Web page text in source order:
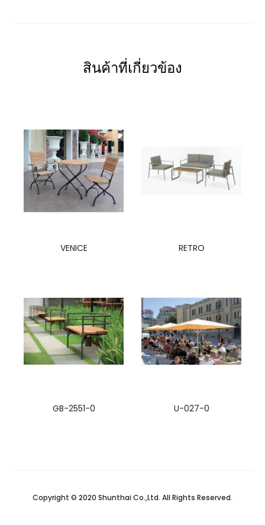
สินค้าที่เกี่ยวข้อง
VENICE RETRO
GB-2551-0 U-027-0
Copyright © 2020 Shunthai Co.,Ltd. All Rights Reserved.